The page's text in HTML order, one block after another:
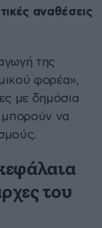
αναθέσεις
της
φορέα»,
με δημόσια
μπορούν να
του